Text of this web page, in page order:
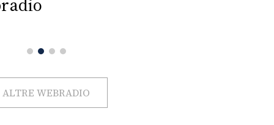
ALTRE WEBRADIO